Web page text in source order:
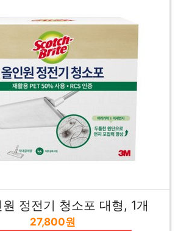
정전기 청소포 대형, 1개
27,800원